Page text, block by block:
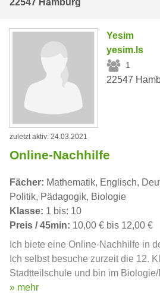
Yesim
yesim.ls
1
22547
zuletzt aktiv: 24.03.2021
Online-Nachhilfe
Fächer: Mathematik, Englisch,
Politik, Pädagogik, Biologie
Klasse: 1 bis: 10
Preis / 45min: 10,00 € bis 12,00 €
Ich biete eine Online-Nachhilfe in
Ich selbst besuche zurzeit die 12.
Stadtteilschule und bin im
» mehr